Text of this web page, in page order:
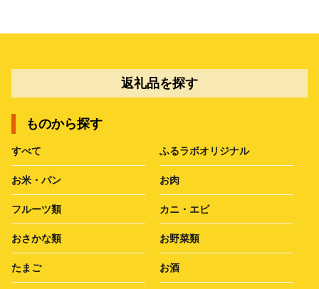
返礼品を探す
ものから探す
すべて ふるラボオリジナル
お米・パン お肉
フルーツ類 カニ・エビ
おさかな類 お野菜類
たまご お酒